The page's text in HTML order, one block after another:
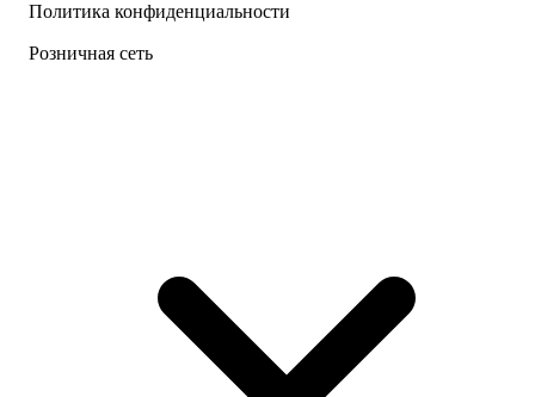
Политика конфиденциальности
Розничная сеть